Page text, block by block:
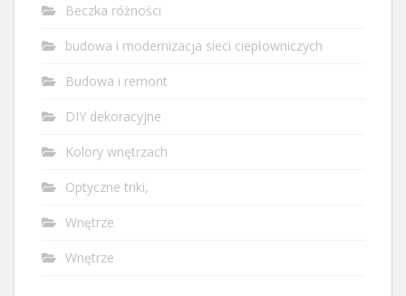
Beczka różności
budowa i modernizacja sieci ciepłowniczych
Budowa i remont
DIY dekoracyjne
Kolory wnętrzach
Optyczne triki,
Wnętrze
Wnętrze